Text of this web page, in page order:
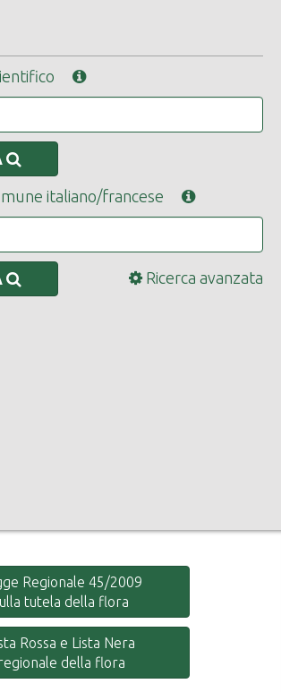
italiano/francese
Ricerca avanzata
Regionale 45/2009
tutela della flora
Rossa e Lista Nera
della flora